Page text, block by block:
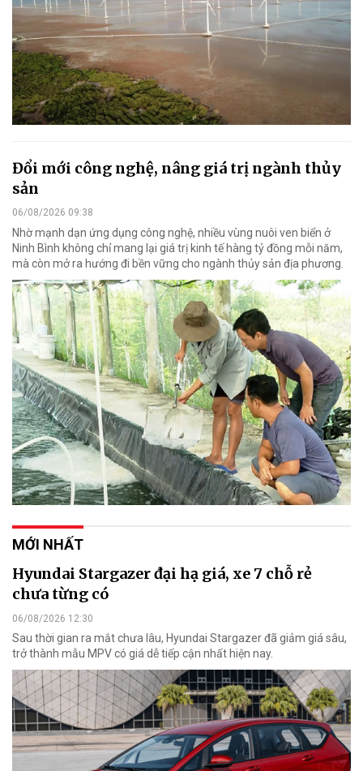
Đổi mới công nghệ, nâng giá trị ngành thủy
sản
06/08/2026 09:38
Nhờ mạnh dạn ứng dụng công nghệ, nhiều vùng nuôi ven biển ở
Ninh Bình không chỉ mang lại giá trị kinh tế hàng tỷ đồng mỗi năm,
mà còn mở ra hướng đi bền vững cho ngành thủy sản địa phương.
MỚI NHẤT
Hyundai Stargazer đại hạ giá, xe 7 chỗ rẻ
chưa từng có
06/08/2026 12:30
Sau thời gian ra mắt chưa lâu, Hyundai Stargazer đã giảm giá sâu,
trở thành mẫu MPV có giá dễ tiếp cận nhất hiện nay.